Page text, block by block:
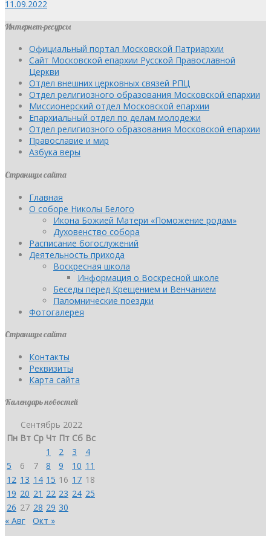
11.09.2022
Интернет-ресурсы
Официальный портал Московской Патриархии
Сайт Московской епархии Русской Православной
Церкви
Отдел внешних церковных связей РПЦ
Отдел религиозного образования Московской епархии
Миссионерский отдел Московской епархии
Епархиальный отдел по делам молодежи
Отдел религиозного образования Московской епархии
Православие и мир
Азбука веры
Страницы сайта
Главная
О соборе Николы Белого
Икона Божией Матери «Поможение родам»
Духовенство собора
Расписание богослужений
Деятельность прихода
Воскресная школа
Информация о Воскресной школе
Беседы перед Крещением и Венчанием
Паломнические поездки
Фотогалерея
Страницы сайта
Контакты
Реквизиты
Карта сайта
Календарь новостей
Сентябрь 2022
Пн Вт Ср Чт Пт Сб Вс
1
2 3
4
5
6 7 8 9 10 11
12 13 14 15 16 17 18
19 20 21 22 23 24 25
26 27 28 29 30
« Авг
Окт »